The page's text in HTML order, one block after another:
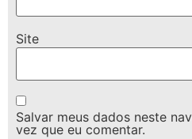
Site
Salvar meus dados neste
vez que eu comentar.